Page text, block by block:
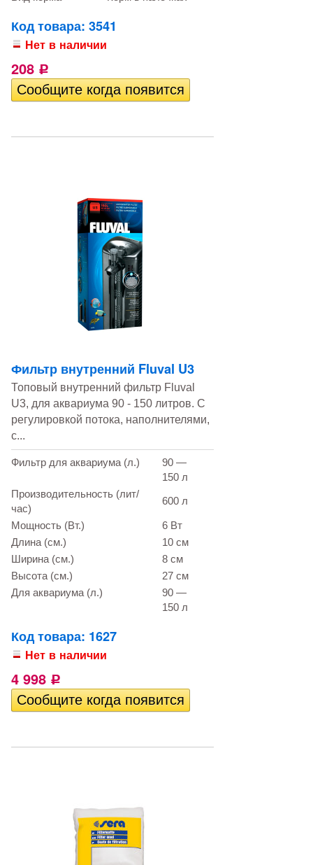
Код товара: 3541
Нет в наличии
208 Р
Фильтр внутренний Fluval U3
Топовый внутренний фильтр Fluval
U3, для аквариума 90 - 150 литров. С
регулировкой потока, наполнителями,
с...
Фильтр для аквариума (л.)
90 —
150 л
Производительность (лит/
час)
600 л
Мощность (Вт.)
6 Вт
Длина (см.)
10 см
Ширина (см.)
8 см
Высота (см.)
27 см
Для аквариума (л.)
90 —
150 л
Код товара: 1627
Нет в наличии
4 998 Р